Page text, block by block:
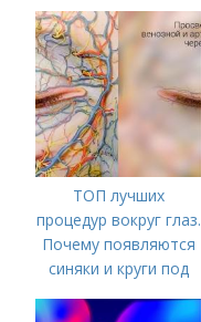
ТОП лучших
процедур вокруг глаз.
Почему появляются
синяки и круги под